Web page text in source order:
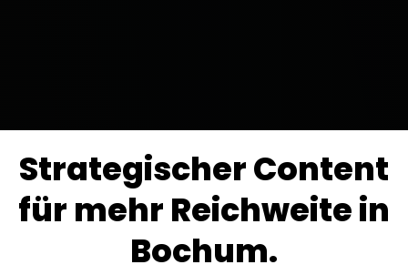
Strategischer Content
für mehr Reichweite in
Bochum.